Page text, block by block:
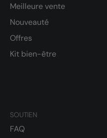
Meilleure vente
Nouveauté
Offres
Kit bien-être
SOUTIEN
FAQ